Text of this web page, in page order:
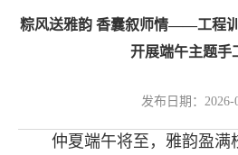
粽风送雅韵 香囊叙师情——工程
开展端午主题手
发布日期：2026-
仲夏端午将至，雅韵盈满